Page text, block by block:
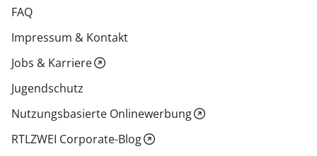
FAQ
Impressum & Kontakt
Jobs & Karriere
Jugendschutz
Nutzungsbasierte Onlinewerbung
RTLZWEI Corporate-Blog